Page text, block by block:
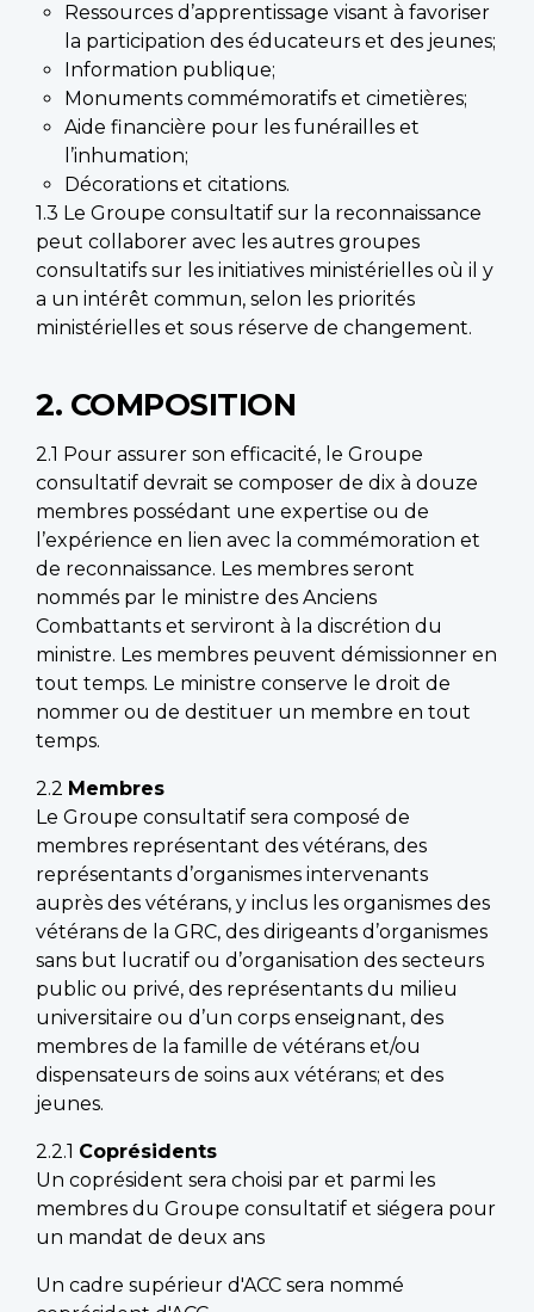
Ressources d’apprentissage visant à favoriser
la participation des éducateurs et des jeunes;
Information publique;
Monuments commémoratifs et cimetières;
Aide financière pour les funérailles et
l’inhumation;
Décorations et citations.
1.3 Le Groupe consultatif sur la reconnaissance
peut collaborer avec les autres groupes
consultatifs sur les initiatives ministérielles où il y
a un intérêt commun, selon les priorités
ministérielles et sous réserve de changement.
2. COMPOSITION
2.1 Pour assurer son efficacité, le Groupe
consultatif devrait se composer de dix à douze
membres possédant une expertise ou de
l’expérience en lien avec la commémoration et
de reconnaissance. Les membres seront
nommés par le ministre des Anciens
Combattants et serviront à la discrétion du
ministre. Les membres peuvent démissionner en
tout temps. Le ministre conserve le droit de
nommer ou de destituer un membre en tout
temps.
2.2 Membres
Le Groupe consultatif sera composé de
membres représentant des vétérans, des
représentants d’organismes intervenants
auprès des vétérans, y inclus les organismes des
vétérans de la GRC, des dirigeants d’organismes
sans but lucratif ou d’organisation des secteurs
public ou privé, des représentants du milieu
universitaire ou d’un corps enseignant, des
membres de la famille de vétérans et/ou
dispensateurs de soins aux vétérans; et des
jeunes.
2.2.1 Coprésidents
Un coprésident sera choisi par et parmi les
membres du Groupe consultatif et siégera pour
un mandat de deux ans
Un cadre supérieur d'ACC sera nommé